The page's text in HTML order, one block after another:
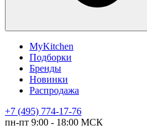
MyKitchen
Подборки
Бренды
Новинки
Распродажа
+7 (495) 774-17-76
пн-пт 9:00 - 18:00 МСК